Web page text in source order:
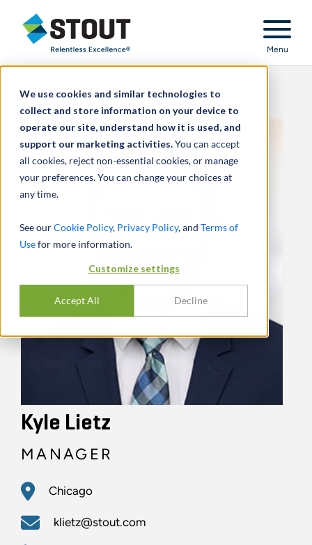
We use cookies and similar technologies to
collect and store information on your device to
operate our site, understand how it is used, and
support our marketing activities.You can accept
all cookies, reject non-essential cookies, or manage
your preferences. You can change your choices at
any time.
See ourCookie Policy, Privacy Policy, and Terms of
Usefor more information.
Customize settings
Accept All Decline
Stout Relentless Excellence
Menu
Kyle Lietz
MANAGER
Chicago
klietz@stout.com